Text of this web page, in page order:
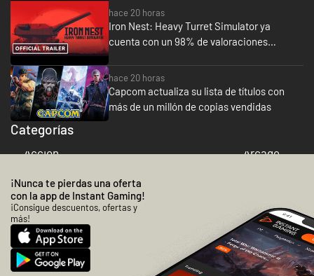
hace 20 horas
Iron Nest: Heavy Turret Simulator ya
cuenta con un 98% de valoraciones
hace 20 horas
Capcom actualiza su lista de títulos con
más de un millón de copias vendidas
Categorías
Acción Arcade
¡Nunca te pierdas una oferta
con la app de Instant Gaming!
¡Consigue descuentos, ofertas y
más!